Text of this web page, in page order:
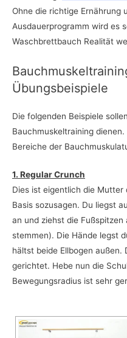
Ohne die richtige Ernährung
Ausdauerprogramm wird es
Waschbrettbauch Realität
Übungsbeispiele
Die folgenden Beispiele
Bauchmuskeltraining
Bereiche der
1. Regular Crunch
Dies ist eigentlich die Mutter
Basis sozusagen. Du liegst
an und ziehst die Fußspitzen
stemmen). Die Hände legst
hältst beide Ellbogen
gerichtet. Hebe nun die
Bewegungsradius ist sehr